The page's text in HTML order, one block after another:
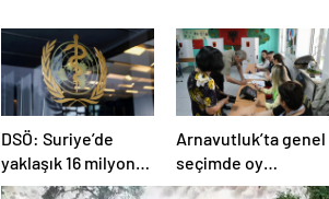
DSÖ: Suriye’de
yaklaşık 16 milyon
kişi sağlık
Arnavutluk’ta genel
seçimde oy
kullanma işlemi